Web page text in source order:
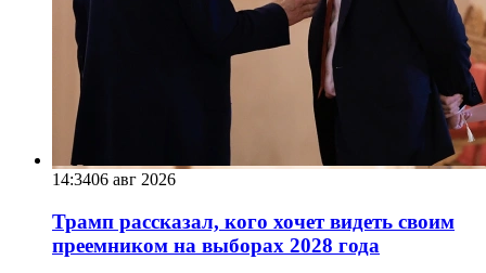
14:3406 авг 2026
Трамп рассказал, кого хочет видеть своим
преемником на выборах 2028 года